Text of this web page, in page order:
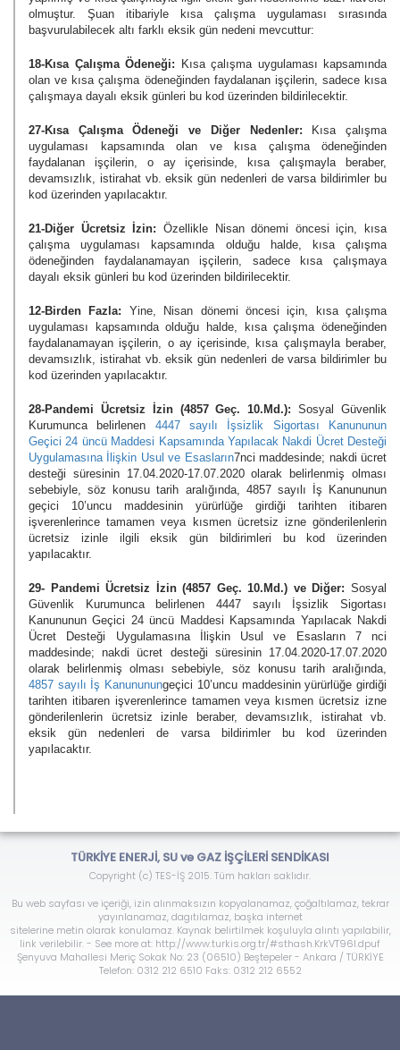
olmuştur. Şuan itibariyle kısa çalışma uygulaması sırasında
başvurulabilecek altı farklı eksik gün nedeni mevcuttur:
18-Kısa Çalışma Ödeneği:
Kısa çalışma uygulaması kapsamında
olan ve kısa çalışma ödeneğinden faydalanan işçilerin, sadece kısa
çalışmaya dayalı eksik günleri bu kod üzerinden bildirilecektir.
27-Kısa Çalışma Ödeneği ve Diğer Nedenler:
Kısa çalışma
uygulaması kapsamında olan ve kısa çalışma ödeneğinden
faydalanan işçilerin, o ay içerisinde, kısa çalışmayla beraber,
devamsızlık, istirahat vb. eksik gün nedenleri de varsa bildirimler bu
kod üzerinden yapılacaktır.
21-Diğer Ücretsiz İzin: Özellikle Nisan dönemi öncesi için, kısa
çalışma uygulaması kapsamında olduğu halde, kısa çalışma
ödeneğinden faydalanamayan işçilerin, sadece kısa çalışmaya
dayalı eksik günleri bu kod üzerinden bildirilecektir.
12-Birden Fazla: Yine, Nisan dönemi öncesi için, kısa çalışma
uygulaması kapsamında olduğu halde, kısa çalışma ödeneğinden
faydalanamayan işçilerin, o ay içerisinde, kısa çalışmayla beraber,
devamsızlık, istirahat vb. eksik gün nedenleri de varsa bildirimler bu
kod üzerinden yapılacaktır.
28-Pandemi Ücretsiz İzin (4857 Geç. 10.Md.):Sosyal Güvenlik
Kurumunca belirlenen 4447 sayılı İşsizlik Sigortası Kanununun
Geçici 24 üncü Maddesi Kapsamında Yapılacak Nakdi Ücret Desteği
Uygulamasına İlişkin Usul ve Esasların7nci maddesinde; nakdi ücret
desteği süresinin 17.04.2020-17.07.2020 olarak belirlenmiş olması
sebebiyle, söz konusu tarih aralığında, 4857 sayılı İş Kanununun
geçici 10’uncu maddesinin yürürlüğe girdiği tarihten itibaren
işverenlerince tamamen veya kısmen ücretsiz izne gönderilenlerin
ücretsiz izinle ilgili eksik gün bildirimleri bu kod üzerinden
yapılacaktır.
29- Pandemi Ücretsiz İzin (4857 Geç. 10.Md.) ve Diğer: Sosyal
Güvenlik Kurumunca belirlenen 4447 sayılı İşsizlik Sigortası
Kanununun Geçici 24 üncü Maddesi Kapsamında Yapılacak Nakdi
Ücret Desteği Uygulamasına İlişkin Usul ve Esasların 7 nci
maddesinde; nakdi ücret desteği süresinin 17.04.2020-17.07.2020
olarak belirlenmiş olması sebebiyle, söz konusu tarih aralığında,
4857 sayılı İş Kanununungeçici 10’uncu maddesinin yürürlüğe girdiği
tarihten itibaren işverenlerince tamamen veya kısmen ücretsiz izne
gönderilenlerin ücretsiz izinle beraber, devamsızlık, istirahat vb.
eksik gün nedenleri de varsa bildirimler bu kod üzerinden
yapılacaktır.
TÜRKİYE ENERJİ, SU ve GAZ İŞÇİLERİ SENDİKASI
Copyright (c) TES-İŞ 2015. Tüm hakları saklıdır.
Bu web sayfası ve içeriği, izin alınmaksızın kopyalanamaz, çoğaltılamaz, tekrar
yayınlanamaz, dagıtılamaz, başka internet
sitelerine metin olarak konulamaz. Kaynak belirtilmek koşuluyla alıntı yapılabilir,
link verilebilir. - See more at: http://www.turkis.org.tr/#sthash.KrkVT96l.dpuf
Şenyuva Mahallesi Meriç Sokak No: 23 (06510) Beştepeler - Ankara / TÜRKİYE
Telefon: 0312 212 6510 Faks: 0312 212 6552